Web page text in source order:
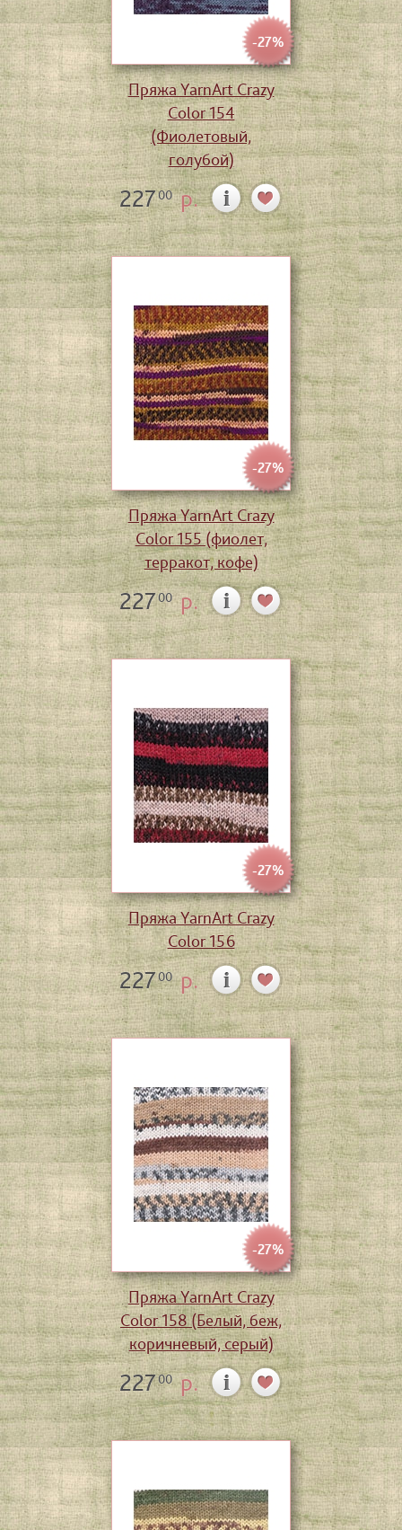
-27%
Пряжа YarnArt Crazy
Color 154
(Фиолетовый,
голубой)
22700р.
-27%
Пряжа YarnArt Crazy
Color 155 (фиолет,
терракот, кофе)
22700р.
-27%
Пряжа YarnArt Crazy
Color 156
22700р.
-27%
Пряжа YarnArt Crazy
Color 158 (Белый, беж,
коричневый, серый)
22700р.